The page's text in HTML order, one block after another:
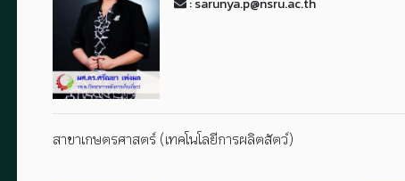
: sarunya.p@nsru.ac.th
สาขาเกษตรศาสตร์ (เทคโนโลยีการผลิตสัตว์)